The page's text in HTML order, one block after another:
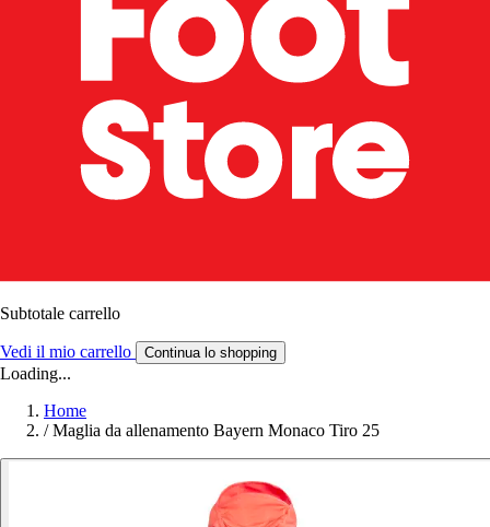
Subtotale carrello
Vedi il mio carrello Continua lo shopping
Loading...
Home
/ Maglia da allenamento Bayern Monaco Tiro 25